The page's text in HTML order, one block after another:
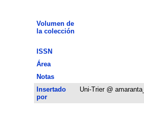
Volumen de
la colección
ISSN
Área
Notas
Insertado
por
Uni-Trier @